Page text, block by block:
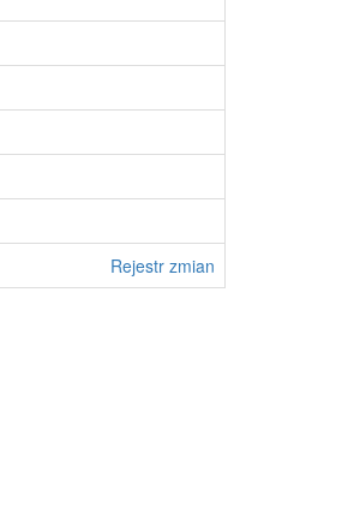
Rejestr zmian